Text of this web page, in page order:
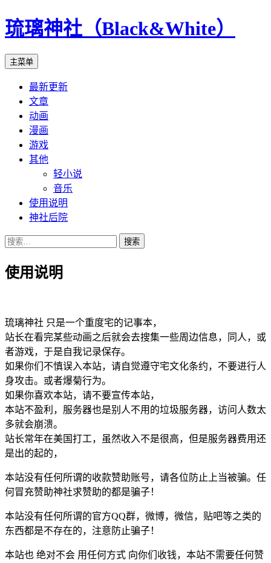
琉璃神社（Black&White）
搜
主菜单
正
文
最新更新
文章
动画
漫画
游戏
其他
轻小说
音乐
使用说明
神社后院
搜
使用说明
琉璃神社 只是一个重度宅的记事本，
站长在看完某些动画之后就会去搜集一些周边信息，同人，或
者游戏，于是自我记录保存。
如果你们不慎误入本站，请自觉遵守宅文化条约，不要进行人
身攻击。或者爆菊行为。
如果你喜欢本站，请不要宣传本站，
本站不盈利，服务器也是别人不用的垃圾服务器，访问人数太
多就会崩溃。
站长常年在美国打工，虽然收入不是很高，但是服务器费用还
是出的起的，
本站没有任何所谓的收款赞助账号，请各位防止上当被骗。任
何冒充赞助神社求赞助的都是骗子！
本站没有任何所谓的官方QQ群，微博，微信，贴吧等之类的
东西都是不存在的，注意防止骗子！
本站也 绝对不会 用任何方式 向你们收钱，本站不需要任何赞